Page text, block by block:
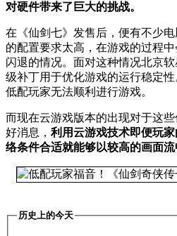
对硬件带来了巨大的挑战。
在《仙剑七》发售后，便有不少
的配置要求太高，在游戏的过程
闪退的情况。面对这种情况北京
级补丁用于优化游戏的运行稳定
低配玩家无法顺利进行游戏。
而现在云游戏版本的出现对于这
好消息， 利用云游戏技术即便玩
络条件合适就能够以较高的画面流
历史上的今天